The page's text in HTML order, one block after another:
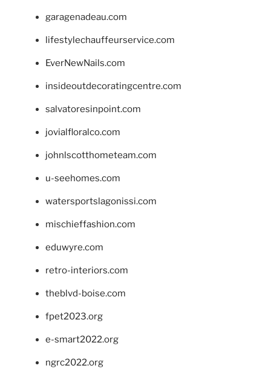
garagenadeau.com
lifestylechauffeurservice.com
EverNewNails.com
insideoutdecoratingcentre.com
salvatoresinpoint.com
jovialfloralco.com
johnlscotthometeam.com
u-seehomes.com
watersportslagonissi.com
mischieffashion.com
eduwyre.com
retro-interiors.com
theblvd-boise.com
fpet2023.org
e-smart2022.org
ngrc2022.org